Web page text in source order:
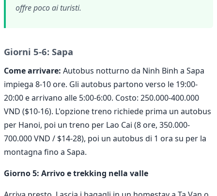
offre poco ai turisti.
Giorni 5-6: Sapa
Come arrivare: Autobus notturno da Ninh Binh a Sapa
impiega 8-10 ore. Gli autobus partono verso le 19:00-
20:00 e arrivano alle 5:00-6:00. Costo: 250.000-400.000
VND ($10-16). L'opzione treno richiede prima un autobus
per Hanoi, poi un treno per Lao Cai (8 ore, 350.000-
700.000 VND / $14-28), poi un autobus di 1 ora su per la
montagna fino a Sapa.
Giorno 5: Arrivo e trekking nella valle